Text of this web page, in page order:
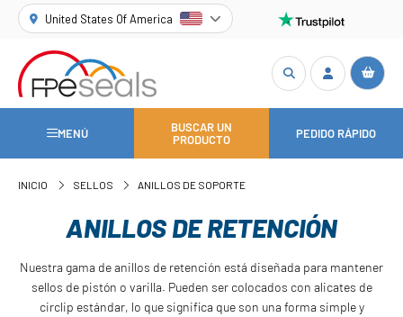
United States Of America
MENÚ
BUSCAR UN
PRODUCTO
PEDIDO RÁPIDO
INICIO SELLOS ANILLOS DE SOPORTE
ANILLOS DE RETENCIÓN
Nuestra gama de anillos de retención está diseñada para mantener
sellos de pistón o varilla. Pueden ser colocados con alicates de
circlip estándar, lo que significa que son una forma simple y